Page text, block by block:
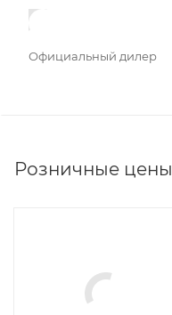
Официальный дилер
Розничные цены